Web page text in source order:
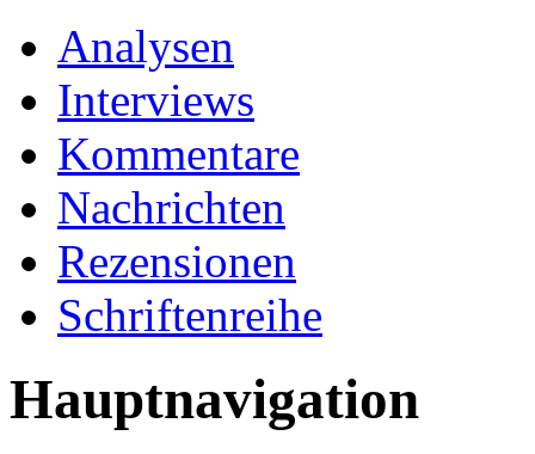
Analysen
Interviews
Kommentare
Nachrichten
Rezensionen
Schriftenreihe
Hauptnavigation